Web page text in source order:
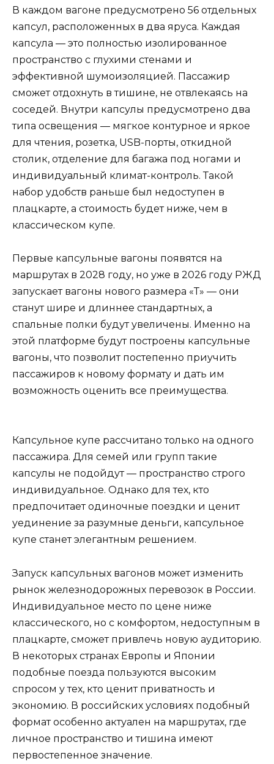
В каждом вагоне предусмотрено 56 отдельных
капсул, расположенных в два яруса. Каждая
капсула — это полностью изолированное
пространство с глухими стенами и
эффективной шумоизоляцией. Пассажир
сможет отдохнуть в тишине, не отвлекаясь на
соседей. Внутри капсулы предусмотрено два
типа освещения — мягкое контурное и яркое
для чтения, розетка, USB-порты, откидной
столик, отделение для багажа под ногами и
индивидуальный климат-контроль. Такой
набор удобств раньше был недоступен в
плацкарте, а стоимость будет ниже, чем в
классическом купе.
Первые капсульные вагоны появятся на
маршрутах в 2028 году, но уже в 2026 году РЖД
запускает вагоны нового размера «Т» — они
станут шире и длиннее стандартных, а
спальные полки будут увеличены. Именно на
этой платформе будут построены капсульные
вагоны, что позволит постепенно приучить
пассажиров к новому формату и дать им
возможность оценить все преимущества.
Капсульное купе рассчитано только на одного
пассажира. Для семей или групп такие
капсулы не подойдут — пространство строго
индивидуальное. Однако для тех, кто
предпочитает одиночные поездки и ценит
уединение за разумные деньги, капсульное
купе станет элегантным решением.
Запуск капсульных вагонов может изменить
рынок железнодорожных перевозок в России.
Индивидуальное место по цене ниже
классического, но с комфортом, недоступным в
плацкарте, сможет привлечь новую аудиторию.
В некоторых странах Европы и Японии
подобные поезда пользуются высоким
спросом у тех, кто ценит приватность и
экономию. В российских условиях подобный
формат особенно актуален на маршрутах, где
личное пространство и тишина имеют
первостепенное значение.